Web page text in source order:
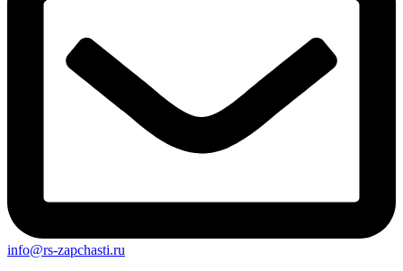
info@rs-zapchasti.ru